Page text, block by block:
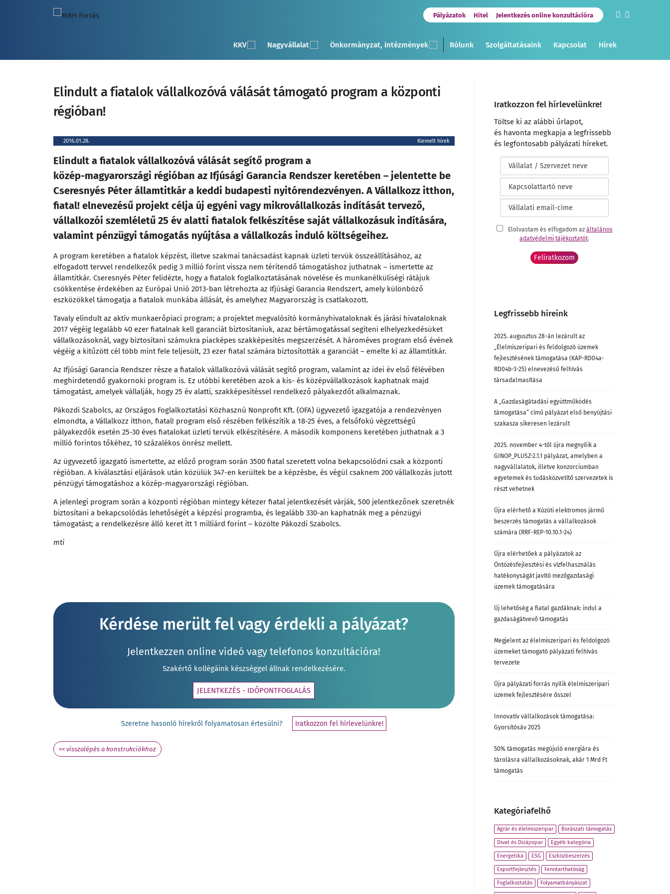
Pályázatok Hitel Jelentkezés online konzultációra
KKV Nagyvállalat Önkormányzat, intézmények Rólunk Szolgáltatásaink Kapcsolat Hírek
Elindult a fiatalok vállalkozóvá válását támogató program a központi
régióban!
2016.01.28. Kiemelt hírek
Elindult a fiatalok vállalkozóvá válását segítő program a
közép-magyarországi régióban az Ifjúsági Garancia Rendszer keretében – jelentette be
Cseresnyés Péter államtitkár a keddi budapesti nyitórendezvényen.A Vállalkozz itthon,
fiatal! elnevezésű projekt célja új egyéni vagy mikrovállalkozás indítását tervező,
vállalkozói szemléletű 25 év alatti fiatalok felkészítése saját vállalkozásuk indítására,
valamint pénzügyi támogatás nyújtása a vállalkozás induló költségeihez.
A program keretében a fiatalok képzést, illetve szakmai tanácsadást kapnak üzleti tervük összeállításához, az
elfogadott tervvel rendelkezők pedig 3 millió forint vissza nem térítendő támogatáshoz juthatnak – ismertette az
államtitkár. Cseresnyés Péter felidézte, hogy a fiatalok foglalkoztatásának növelése és munkanélküliségi rátájuk
csökkentése érdekében az Európai Unió 2013-ban létrehozta az Ifjúsági Garancia Rendszert, amely különböző
eszközökkel támogatja a fiatalok munkába állását, és amelyhez Magyarország is csatlakozott.
Tavaly elindult az aktív munkaerőpiaci program; a projektet megvalósító kormányhivataloknak és járási hivataloknak
2017 végéig legalább 40 ezer fiatalnak kell garanciát biztosítaniuk, azaz bértámogatással segíteni elhelyezkedésüket
vállalkozásoknál, vagy biztosítani számukra piacképes szakképesítés megszerzését. A hároméves program első évének
végéig a kitűzött cél több mint fele teljesült, 23 ezer fiatal számára biztosították a garanciát – emelte ki az államtitkár.
Az Ifjúsági Garancia Rendszer része a fiatalok vállalkozóvá válását segítő program, valamint az idei év első félévében
meghirdetendő gyakornoki program is. Ez utóbbi keretében azok a kis- és középvállalkozások kaphatnak majd
támogatást, amelyek vállalják, hogy 25 év alatti, szakképesítéssel rendelkező pályakezdőt alkalmaznak.
Pákozdi Szabolcs, az Országos Foglalkoztatási Közhasznú Nonprofit Kft. (OFA) ügyvezető igazgatója a rendezvényen
elmondta, a Vállalkozz itthon, fiatal! program első részében felkészítik a 18-25 éves, a felsőfokú végzettségű
pályakezdők esetén 25-30 éves fiatalokat üzleti tervük elkészítésére. A második komponens keretében juthatnak a 3
millió forintos tőkéhez, 10 százalékos önrész mellett.
Az ügyvezető igazgató ismertette, az előző program során 3500 fiatal szeretett volna bekapcsolódni csak a központi
régióban. A kiválasztási eljárások után közülük 347-en kerültek be a képzésbe, és végül csaknem 200 vállalkozás jutott
pénzügyi támogatáshoz a közép-magyarországi régióban.
A jelenlegi program során a központi régióban mintegy kétezer fiatal jelentkezését várják, 500 jelentkezőnek szeretnék
biztosítani a bekapcsolódás lehetőségét a képzési programba, és legalább 330-an kaphatnák meg a pénzügyi
támogatást; a rendelkezésre álló keret itt 1 milliárd forint – közölte Pákozdi Szabolcs.
mti
Kérdése merült fel vagy érdekli a pályázat?
Jelentkezzen online videó vagy telefonos konzultációra!
Szakértő kollégáink készséggel állnak rendelkezésére.
JELENTKEZÉS - IDŐPONTFOGLALÁS
Szeretne hasonló hírekről folyamatosan értesülni? Iratkozzon fel hírlevelünkre!
<< visszalépés a konstrukciókhoz
Iratkozzon fel hírlevelünkre!
Töltse ki az alábbi űrlapot,
és havonta megkapja a legfrissebb
és legfontosabb pályázati híreket.
Elolvastam és elfogadom az általános
adatvédelmi tájékoztatót.
Legfrissebb híreink
2025. augusztus 28-án lezárult az
„Élelmiszeripari és feldolgozó üzemek
fejlesztésének támogatása (KAP-RD04a-
RD04b-3-25) elnevezésű felhívás
társadalmasítása
A „Gazdaságátadási együttműködés
támogatása” című pályázat első benyújtási
szakasza sikeresen lezárult
2025. november 4-től újra megnyílik a
GINOP_PLUSZ-2.1.1 pályázat, amelyben a
nagyvállalatok, illetve konzorciumban
egyetemek és tudásközvetítő szervezetek is
részt vehetnek
Újra elérhető a Közúti elektromos jármű
beszerzés támogatás a vállalkozások
számára (RRF-REP-10.10.1-24)
Újra elérhetőek a pályázatok az
Öntözésfejlesztési és vízfelhasználás
hatékonyságát javító mezőgazdasági
üzemek támogatására
Új lehetőség a fiatal gazdáknak: indul a
gazdaságátvevő támogatás
Megjelent az élelmiszeripari és feldolgozó
üzemeket támogató pályázati felhívás
tervezete
Újra pályázati forrás nyílik élelmiszeripari
üzemek fejlesztésére ősszel
Innovatív vállalkozások támogatása:
Gyorsítósáv 2025
50% támogatás megújuló energiára és
tárolásra vállalkozásoknak, akár 1 Mrd Ft
támogatás
Kategóriafelhő
Agrár és élelmiszeripar Borászati támogatás
Divat és Dizájnipar Egyéb kategória
Energetika ESG Eszközbeszerzés
Exportfejlesztés Fenntarthatóság
Foglalkoztatás Folyamatbányászat